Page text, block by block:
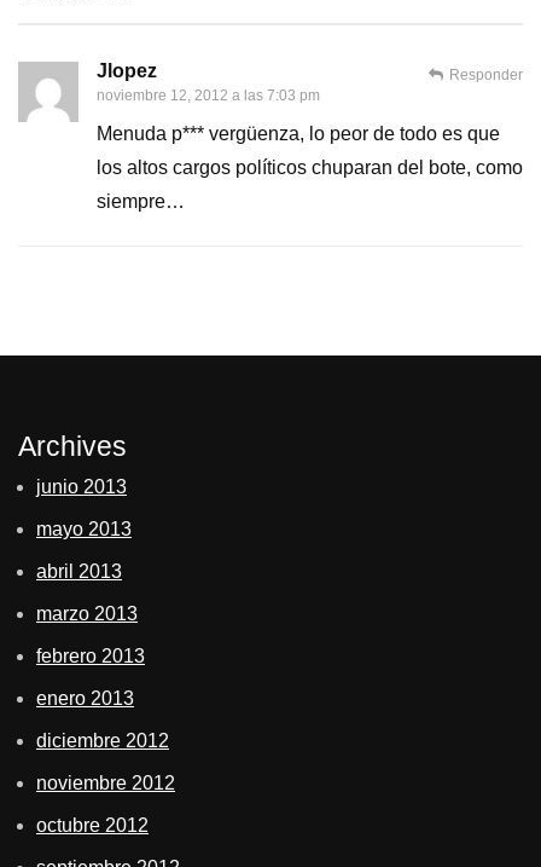
Jlopez
noviembre 12, 2012 a las 7:03 pm
Menuda p*** vergüenza, lo peor de todo es que
los altos cargos políticos chuparan del bote, como
siempre…
Responder
Archives
junio 2013
mayo 2013
abril 2013
marzo 2013
febrero 2013
enero 2013
diciembre 2012
noviembre 2012
octubre 2012